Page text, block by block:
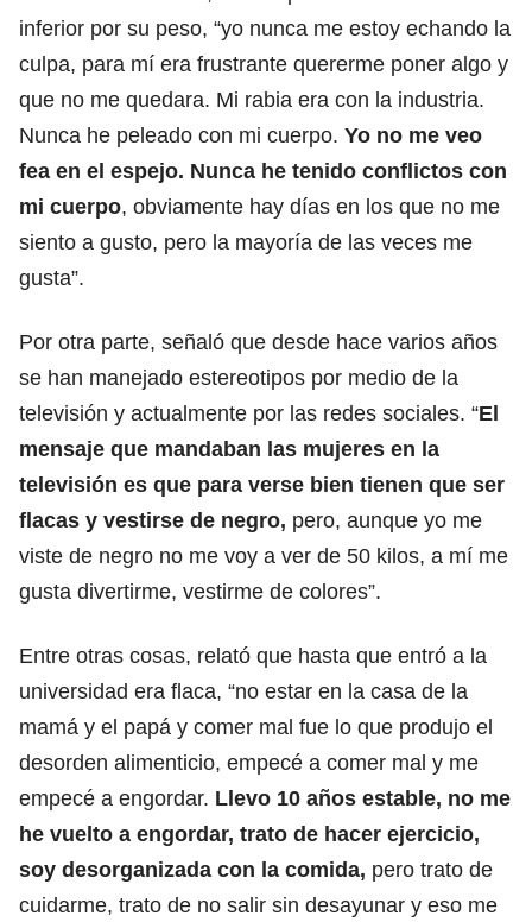
inferior por su peso, “yo nunca me estoy echando la
culpa, para mí era frustrante quererme poner algo y
que no me quedara. Mi rabia era con la industria.
Nunca he peleado con mi cuerpo. Yo no me veo
fea en el espejo. Nunca he tenido conflictos con
mi cuerpo, obviamente hay días en los que no me
siento a gusto, pero la mayoría de las veces me
gusta”.
Por otra parte, señaló que desde hace varios años
se han manejado estereotipos por medio de la
televisión y actualmente por las redes sociales. “El
mensaje que mandaban las mujeres en la
televisión es que para verse bien tienen que ser
flacas y vestirse de negro, pero, aunque yo me
viste de negro no me voy a ver de 50 kilos, a mí me
gusta divertirme, vestirme de colores”.
Entre otras cosas, relató que hasta que entró a la
universidad era flaca, “no estar en la casa de la
mamá y el papá y comer mal fue lo que produjo el
desorden alimenticio, empecé a comer mal y me
empecé a engordar. Llevo 10 años estable, no me
he vuelto a engordar, trato de hacer ejercicio,
soy desorganizada con la comida, pero trato de
cuidarme, trato de no salir sin desayunar y eso me